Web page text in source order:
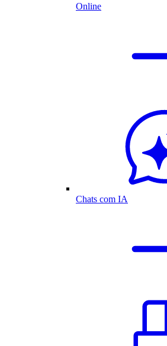
Online
Chats com IA